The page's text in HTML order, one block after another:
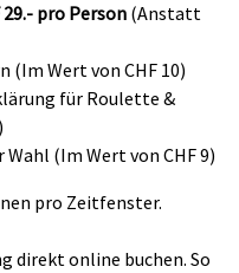
pro Person (Anstatt
(Im Wert von CHF 10)
für Roulette &
(Im Wert von CHF 9)
pro Zeitfenster.
direkt online buchen. So